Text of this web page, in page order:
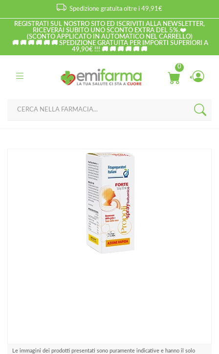
Spedizione gratuita oltre i 49,91€
REGISTRATI SUL NOSTRO SITO ED ISCRIVITI ALLA NEWSLETTER,
RICEVERAI SUBITO UNO SCONTO EXTRA DEL 5%.❤️
(SCONTO APPLICATO IN AUTOMATICO NEL CARRELLO)
🚚 🚚 🚚 🚚 🚚 🚚 SPEDIZIONE GRATUITA PER IMPORTI SUPERIORI A
49,90€ !!! 🚚 🚚 🚚 🚚 🚚 🚚
0
Fitopreparatori Italiani – Propoli Spray Gola Balsamico 45% – 30
ml - Agg.
Le immagini dei prodotti presentati sono puramente indicative e hanno il solo